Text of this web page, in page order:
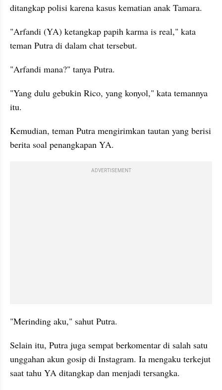
ditangkap polisi karena kasus kematian anak Tamara.
"Arfandi (YA) ketangkap papih karma is real," kata
teman Putra di dalam chat tersebut.
"Arfandi mana?" tanya Putra.
"Yang dulu gebukin Rico, yang konyol," kata temannya
itu.
Kemudian, teman Putra mengirimkan tautan yang berisi
berita soal penangkapan YA.
ADVERTISEMENT
"Merinding aku," sahut Putra.
Selain itu, Putra juga sempat berkomentar di salah satu
unggahan akun gosip di Instagram. Ia mengaku terkejut
saat tahu YA ditangkap dan menjadi tersangka.